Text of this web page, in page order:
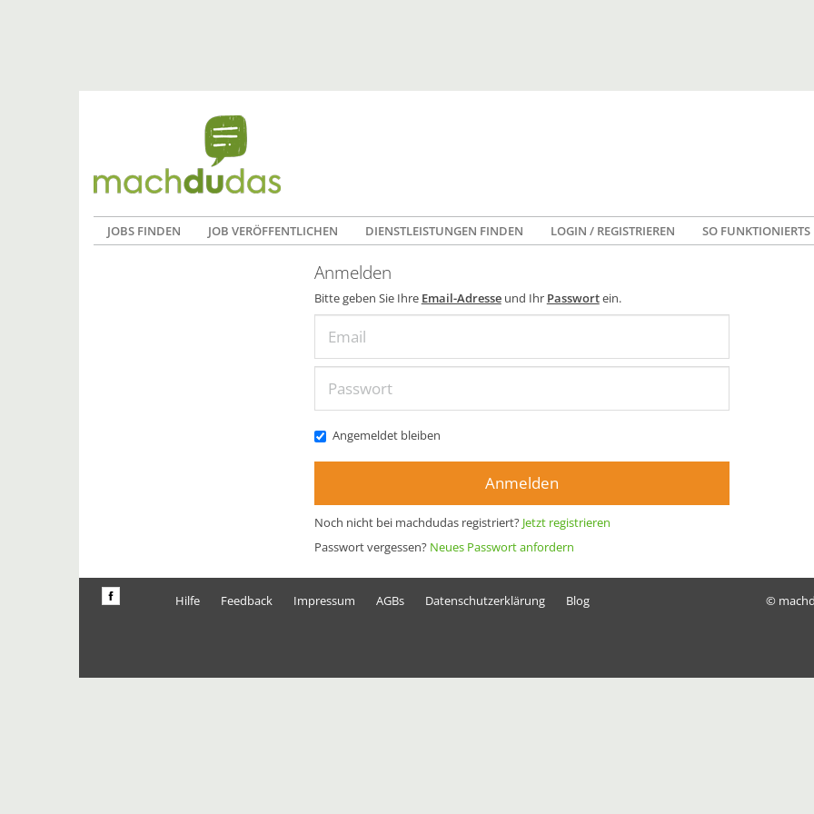
JOBS FINDEN JOB VERÖFFENTLICHEN DIENSTLEISTUNGEN FINDEN LOGIN / REGISTRIEREN SO FUNKTIONIERTS
Anmelden
Bitte geben Sie Ihre Email-Adresseund Ihr Passwortein.
Angemeldet bleiben
Anmelden
Noch nicht bei machdudas registriert? Jetzt registrieren
Passwort vergessen? Neues Passwort anfordern
Hilfe Feedback Impressum AGBs Datenschutzerklärung Blog ©